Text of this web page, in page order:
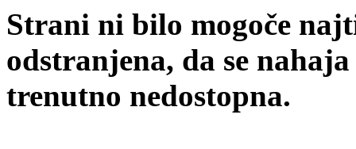
Strani ni bilo mogoče
odstranjena, da se
trenutno nedostopna.